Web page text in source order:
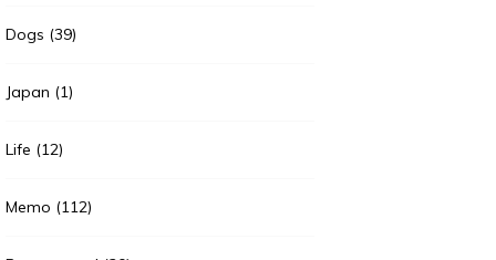
Dogs (39)
Japan (1)
Life (12)
Memo (112)